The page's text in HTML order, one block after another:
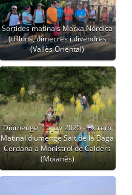
Sortides matinals Marxa Nòrdica
(dilluns, dimecres i divendres
(Vallès Oriental)
Diumenge, 15 jun 2025 - Extrem
Matinal diumenge Salt de la Baga
Cerdana a Monistrol de Calders
(Moianès)